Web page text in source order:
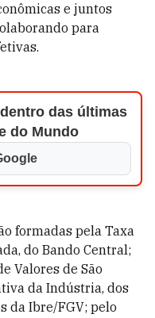
e juntos
para
das últimas
do Mundo
formadas pela Taxa
do Bando Central;
Valores de São
da Indústria, dos
da Ibre/FGV; pelo